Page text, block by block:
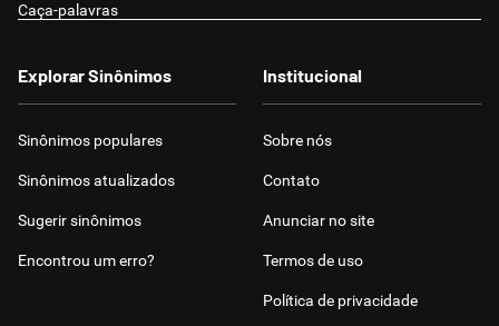
Caça-palavras
Explorar Sinônimos
Sinônimos populares
Sinônimos atualizados
Sugerir sinônimos
Encontrou um erro?
Institucional
Sobre nós
Contato
Anunciar no site
Termos de uso
Política de privacidade